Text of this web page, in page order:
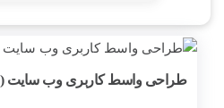
مجازی سازی
کامپتیا
طراحی واسط کاربری وب سایت